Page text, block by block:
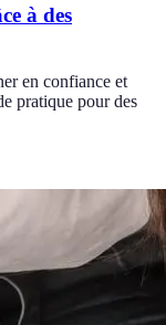
à des
en confiance et
pratique pour des